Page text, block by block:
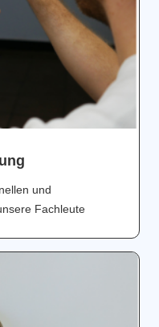
und
Fachleute